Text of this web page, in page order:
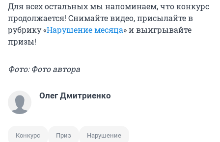
Для всех остальных мы напоминаем, что конкурс
продолжается! Снимайте видео, присылайте в
рубрику «Нарушение месяца» и выигрывайте
призы!
Фото: Фото автора
Олег Дмитриенко
Конкурс Приз Нарушение